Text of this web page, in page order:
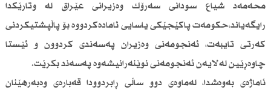
محەمەد شیاع سودانی‌ سەرۆك وەزیرانی عێراق‌ لە وتارێكدا
رایگەیاند،حكومەت پاكێجێكی یاسایی ئامادەكردووە بۆ پاڵپشتیكردنی
كەرتی تایبەت، ئەنجومەنی وەزیران پەسەندی كردوون و ئێستا
چاوەڕێین لەلایەن ئەنجومەنی نوێنەرانیشەوە پەسەند بكرێت.
ئاماژەی بەوەشدا، لەماوەی دوو ساڵی ڕابردوودا قەبارەی وەبەرهێنان